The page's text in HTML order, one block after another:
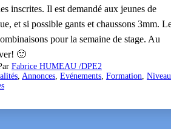
inscrites. Il est demandé aux jeunes de
et si possible gants et chaussons 3mm.
pour la semaine de stage. Au
🙂
Fabrice HUMEAU /DPE2
, Annonces, Evénements, Formation, Niveau